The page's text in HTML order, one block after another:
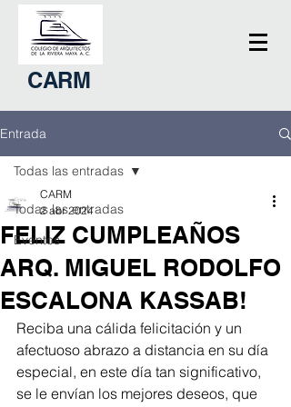
CARM
Entrada
Todas las entradas
Eventos
Todas las entradas
FELIZ CUMPLEAÑOS
ARQ. MIGUEL RODOLFO
ESCALONA KASSAB!
CARM
2 abr 2024
Reciba una cálida felicitación y un
afectuoso abrazo a distancia en su día
especial, en este día tan significativo,
se le envían los mejores deseos, que